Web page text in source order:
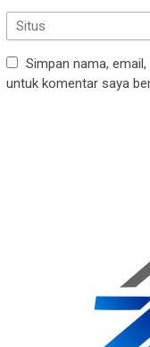
Simpan nama,
untuk komentar saya